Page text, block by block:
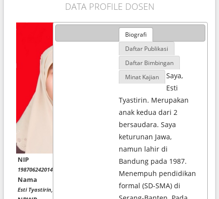
DATA PROFILE DOSEN
NIP
198706242014032001
Nama
Esti Tyastirin, M. KM
Biografi
Daftar Publikasi
Daftar Bimbingan
Minat Kajian
Saya,
Esti
Tyastirin. Merupakan
anak kedua dari 2
bersaudara. Saya
keturunan Jawa,
namun lahir di
Bandung pada 1987.
Menempuh pendidikan
formal (SD-SMA) di